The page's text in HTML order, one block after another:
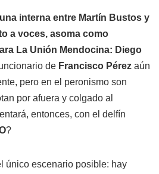
interna entre Martín Bustos y
a voces, asoma como
La Unión Mendocina: Diego
de Francisco Pérez aún
pero en el peronismo son
por afuera y colgado al
entonces, con el delfín
?
único escenario posible: hay